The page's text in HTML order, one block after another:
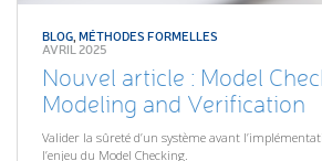
BLOG ,MÉTHODES FORMELLES
AVRIL 2025
Nouvel article : Model
Modeling and Verification
Valider la sûreté d’un système avant
l’enjeu du Model Checking.